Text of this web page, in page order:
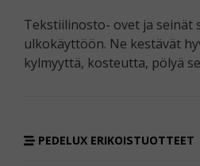
Tekstiilinosto- ovet ja seinät
ulkokäyttöön. Ne kestävät
kylmyyttä, kosteutta, pölyä
PEDELUX ERIKOISTUOTTEET